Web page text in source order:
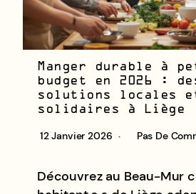
Manger durable à
budget en 2026 :
solutions locales
solidaires à Liège
12 Janvier 2026 Pas De
Découvrez au Beau-Mur